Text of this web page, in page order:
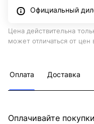
Официальный
Цена действительна
может отличаться от цен
Оплата Доставка
Оплачивайте